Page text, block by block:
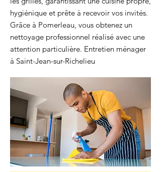
hygiénique et prête à recevoir vos invités.
Grâce à Pomerleau, vous obtenez un
nettoyage professionnel réalisé avec une
attention particulière. Entretien ménager
à Saint-Jean-sur-Richelieu